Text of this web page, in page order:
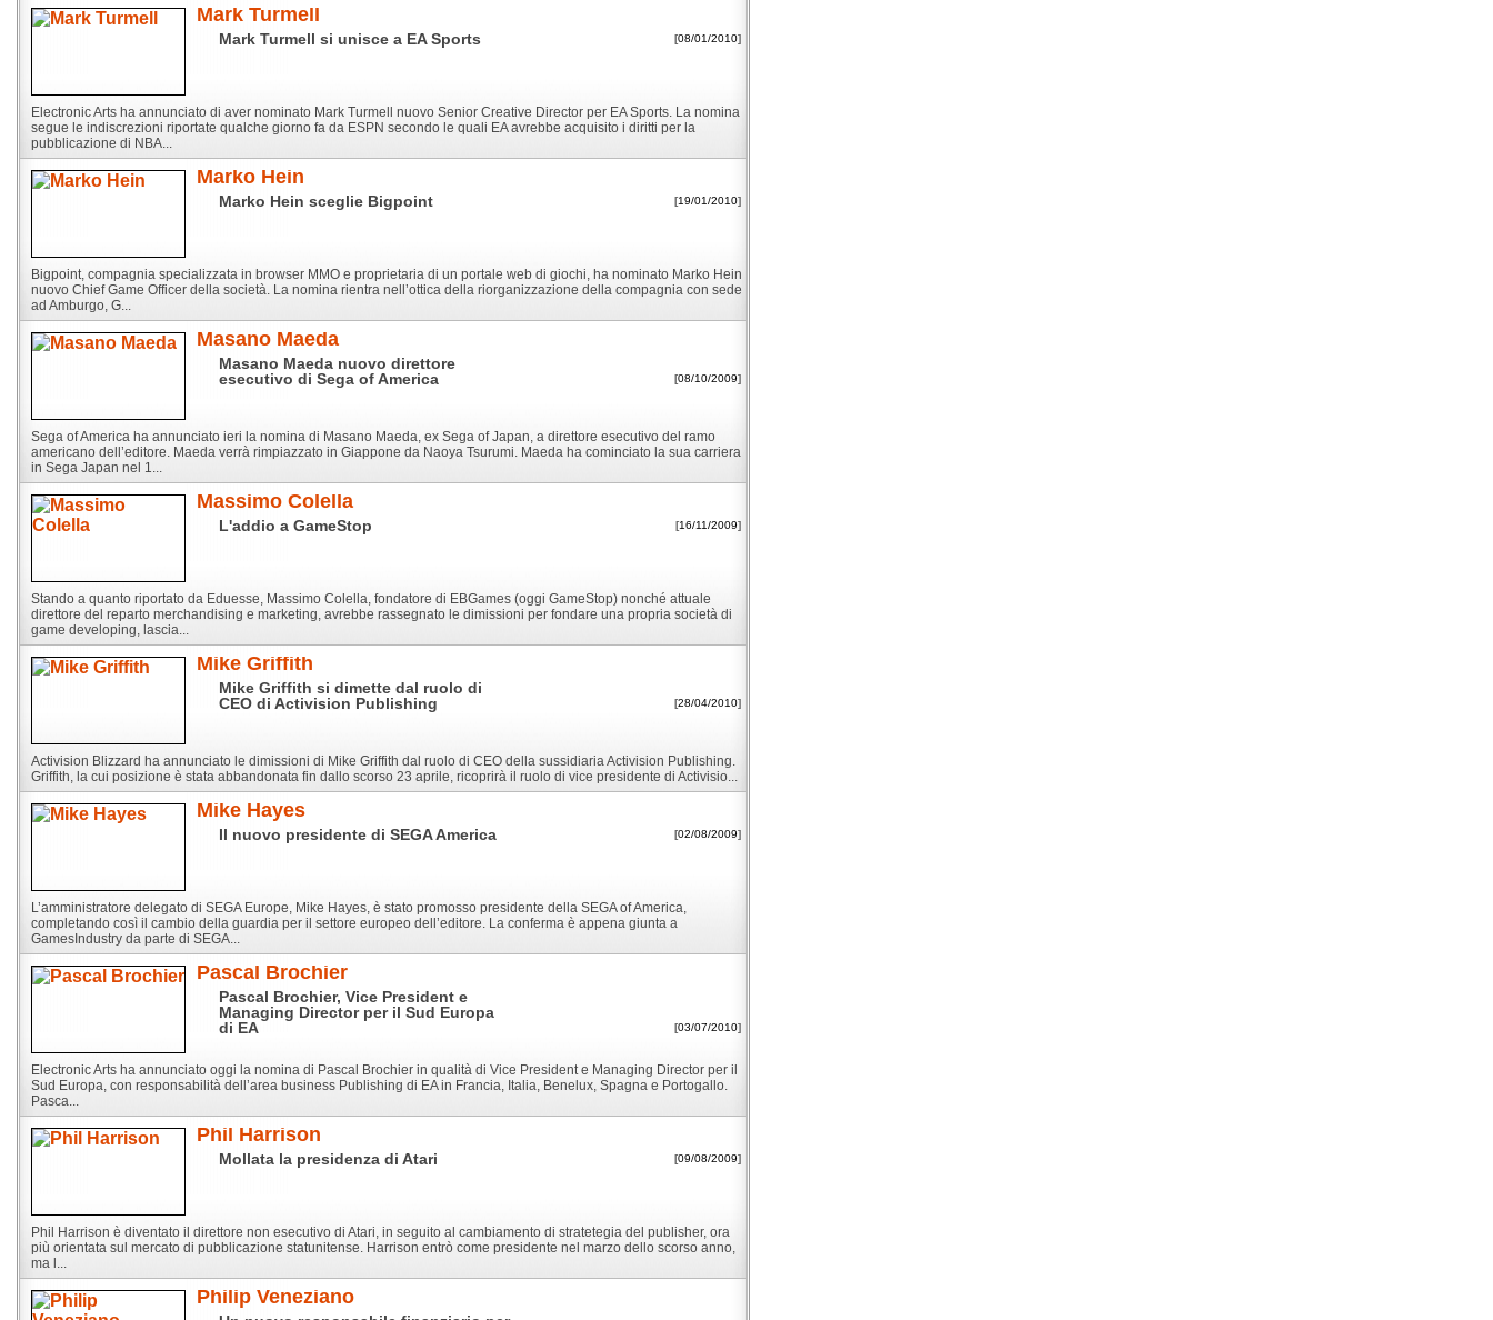
Mark Turmell
Mark Turmell si unisce a EA Sports [08/01/2010]
Electronic Arts ha annunciato di aver nominato Mark Turmell nuovo Senior Creative Director per EA Sports. La nomina
segue le indiscrezioni riportate qualche giorno fa da ESPN secondo le quali EA avrebbe acquisito i diritti per la
pubblicazione di NBA...
Marko Hein
Marko Hein sceglie Bigpoint [19/01/2010]
Bigpoint, compagnia specializzata in browser MMO e proprietaria di un portale web di giochi, ha nominato Marko Hein
nuovo Chief Game Officer della società. La nomina rientra nell’ottica della riorganizzazione della compagnia con sede
ad Amburgo, G...
Masano Maeda
Masano Maeda nuovo direttore
esecutivo di Sega of America
[08/10/2009]
Sega of America ha annunciato ieri la nomina di Masano Maeda, ex Sega of Japan, a direttore esecutivo del ramo
americano dell’editore. Maeda verrà rimpiazzato in Giappone da Naoya Tsurumi. Maeda ha cominciato la sua carriera
in Sega Japan nel 1...
Massimo Colella
L'addio a GameStop [16/11/2009]
Stando a quanto riportato da Eduesse, Massimo Colella, fondatore di EBGames (oggi GameStop) nonché attuale
direttore del reparto merchandising e marketing, avrebbe rassegnato le dimissioni per fondare una propria società di
game developing, lascia...
Mike Griffith
Mike Griffith si dimette dal ruolo di
CEO di Activision Publishing
[28/04/2010]
Activision Blizzard ha annunciato le dimissioni di Mike Griffith dal ruolo di CEO della sussidiaria Activision Publishing.
Griffith, la cui posizione è stata abbandonata fin dallo scorso 23 aprile, ricoprirà il ruolo di vice presidente di Activisio...
Mike Hayes
Il nuovo presidente di SEGA America [02/08/2009]
L’amministratore delegato di SEGA Europe, Mike Hayes, è stato promosso presidente della SEGA of America,
completando così il cambio della guardia per il settore europeo dell’editore. La conferma è appena giunta a
GamesIndustry da parte di SEGA...
Pascal Brochier
Pascal Brochier, Vice President e
Managing Director per il Sud Europa
di EA
[03/07/2010]
Electronic Arts ha annunciato oggi la nomina di Pascal Brochier in qualità di Vice President e Managing Director per il
Sud Europa, con responsabilità dell’area business Publishing di EA in Francia, Italia, Benelux, Spagna e Portogallo.
Pasca...
Phil Harrison
Mollata la presidenza di Atari [09/08/2009]
Phil Harrison è diventato il direttore non esecutivo di Atari, in seguito al cambiamento di stratetegia del publisher, ora
più orientata sul mercato di pubblicazione statunitense. Harrison entrò come presidente nel marzo dello scorso anno,
ma l...
Philip Veneziano